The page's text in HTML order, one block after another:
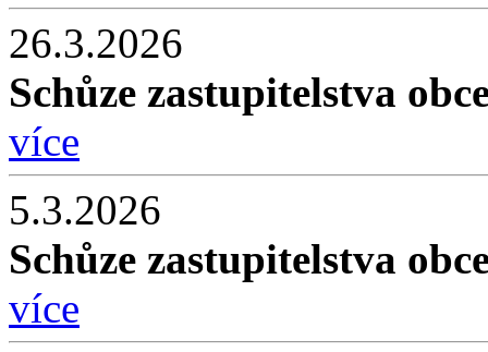
26.3.2026
Schůze zastupitelstva
více
5.3.2026
Schůze zastupitelstva
více